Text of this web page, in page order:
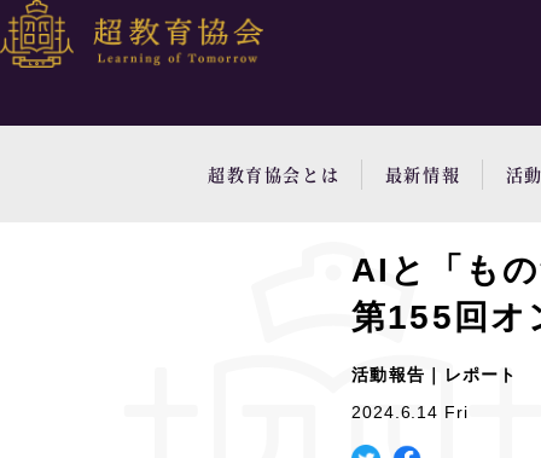
超教育協会とは 最新情報 活
AIと「も
第155回オ
活動報告｜レポート
2024.6.14 Fri